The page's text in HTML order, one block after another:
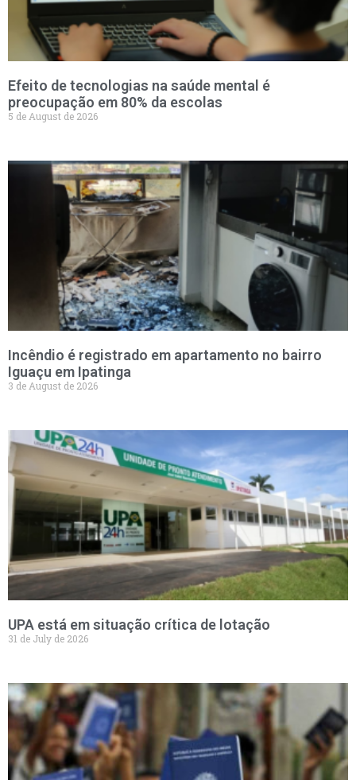
Efeito de tecnologias na saúde mental é
preocupação em 80% da escolas
5 de August de 2026
Incêndio é registrado em apartamento no bairro
Iguaçu em Ipatinga
3 de August de 2026
UPA está em situação crítica de lotação
31 de July de 2026